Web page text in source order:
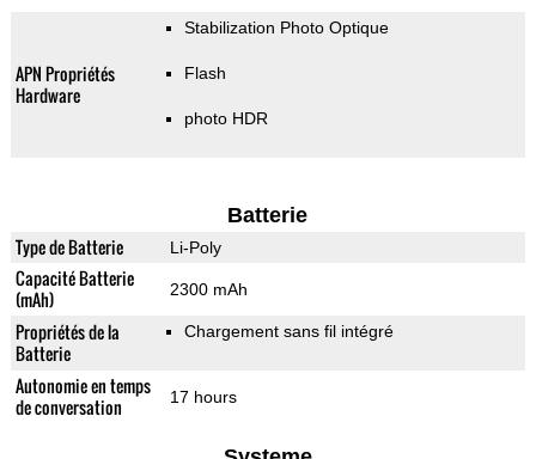
APN Propriétés
Hardware
Stabilization Photo Optique
Flash
photo HDR
Batterie
Type de Batterie Li-Poly
Capacité Batterie
(mAh)
2300 mAh
Propriétés de la
Batterie
Chargement sans fil intégré
Autonomie en temps
de conversation
17 hours